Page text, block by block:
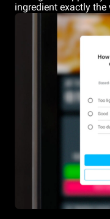
ingredient exactly the